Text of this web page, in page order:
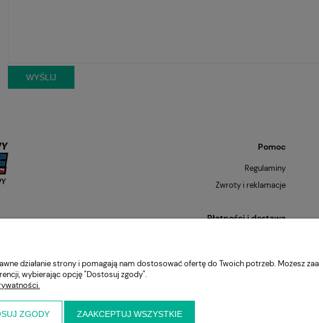
WYŚLIJ
Pomoc
Regulaminy
Zwroty i reklamacje
Płatności i dostawa
działanie strony i pomagają nam dostosować ofertę do Twoich potrzeb. Możesz
wybierając opcję "Dostosuj zgody".
ZGODY ZAAKCEPTUJ WSZYSTKIE